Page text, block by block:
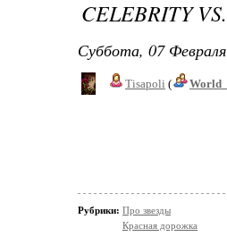
CELEBRITY
Суббота, 07
Tisapoli (
Рубрики: Про звезды
Красная дорожка